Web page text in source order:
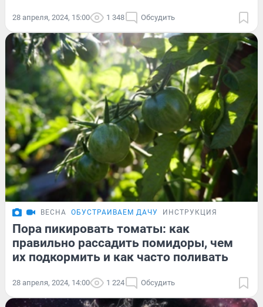
28 апреля, 2024, 15:00 1 348 Обсудить
ВЕСНА ОБУСТРАИВАЕМ ДАЧУ ИНСТРУКЦИЯ
Пора пикировать томаты: как
правильно рассадить помидоры, чем
их подкормить и как часто поливать
28 апреля, 2024, 14:00 1 224 Обсудить